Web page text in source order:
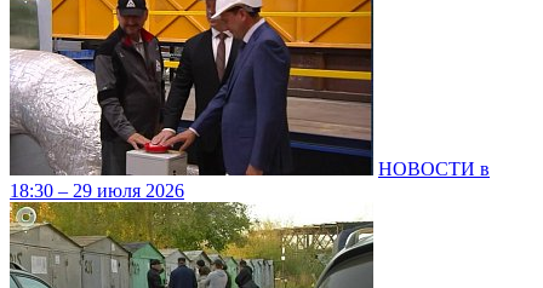
НОВОСТИ в
18:30 – 29 июля 2026